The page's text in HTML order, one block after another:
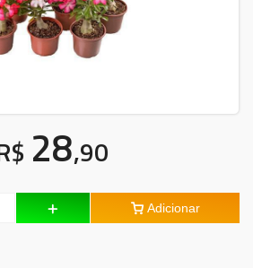
28,90
Adicionar